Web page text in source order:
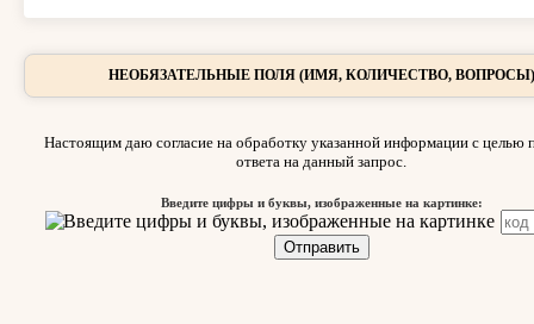
НЕОБЯЗАТЕЛЬНЫЕ ПОЛЯ (ИМЯ, КОЛИЧЕСТВО, ВОПРОСЫ)
Настоящим даю согласие на обработку указанной информации с целью
ответа на данный запрос.
Введите цифры и буквы, изображенные на картинке: